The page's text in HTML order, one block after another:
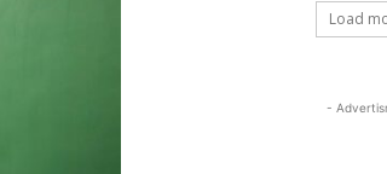
Load
-